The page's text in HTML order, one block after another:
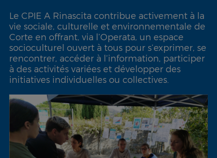
Le CPIE A Rinascita contribue activement à la
vie sociale, culturelle et environnementale de
Corte en offrant, via l’Operata, un espace
socioculturel ouvert à tous pour s’exprimer, se
rencontrer, accéder à l’information, participer
à des activités variées et développer des
initiatives individuelles ou collectives.